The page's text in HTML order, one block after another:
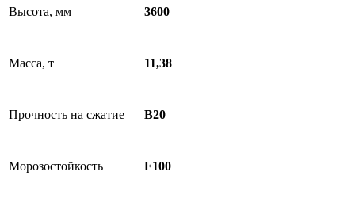
Высота, мм 3600
Масса, т 11,38
Прочность на сжатие B20
Морозостойкость F100